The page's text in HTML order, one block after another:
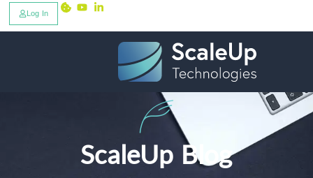
Log In
ScaleUp Blog